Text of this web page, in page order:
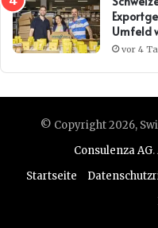
Umfeld
vor 4
© Copyright 2026,
Consulenza AG.
Startseite